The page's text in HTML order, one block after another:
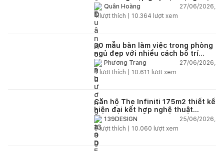
tích tưởng chừng bị bỏ quên
Quân Hoàng
27/06/2026,
4lượt thích | 10.364 lượt xem
30 mẫu bàn làm việc trong phòng
ngủ đẹp với nhiều cách bố trí
thông minh cho mọi diện tích
Phương Trang
27/06/2026,
4 lượt thích | 10.611 lượt xem
Căn hộ The Infiniti 175m2 thiết kế
hiện đại kết hợp nghệ thuật
Modern Art đầy cảm xúc
139DESIGN
25/06/2026,
6lượt thích | 10.060 lượt xem